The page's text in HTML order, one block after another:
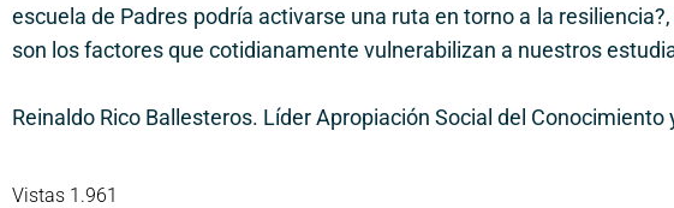
escuela de Padres podría activarse una ruta en torno a la
son los factores que cotidianamente vulnerabilizan a nuestros
Reinaldo Rico Ballesteros. Líder Apropiación Social del Conocimiento
Vistas 1.961